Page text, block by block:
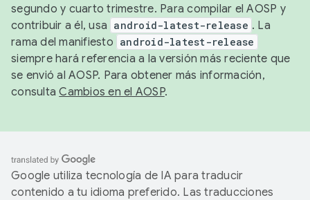
segundo y cuarto trimestre. Para compilar el AOSP y
contribuir a él, usa android-latest-release . La
rama del manifiesto android-latest-release
siempre hará referencia a la versión más reciente que
se envió al AOSP. Para obtener más información,
consultaCambios en el AOSP.
Google utiliza tecnología de IA para traducir
contenido a tu idioma preferido. Las traducciones